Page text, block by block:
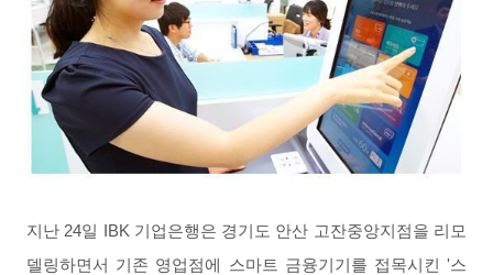
지난 24일 IBK 기업은행은 경기도 안산 고잔중앙지점을 리모
델링하면서 기존 영업점에 스마트 금융기기를 접목시킨 '스